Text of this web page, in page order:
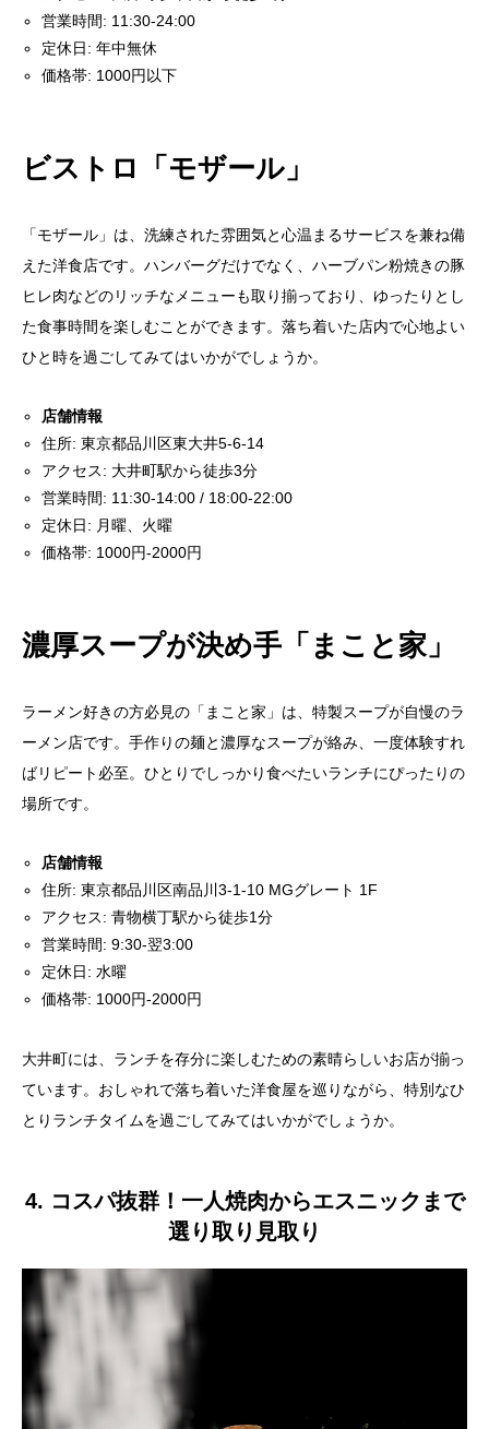
営業時間: 11:30-24:00
定休日: 年中無休
価格帯: 1000円以下
ビストロ「モザール」
「モザール」は、洗練された雰囲気と心温まるサービスを兼ね備
えた洋食店です。ハンバーグだけでなく、ハーブパン粉焼きの豚
ヒレ肉などのリッチなメニューも取り揃っており、ゆったりとし
た食事時間を楽しむことができます。落ち着いた店内で心地よい
ひと時を過ごしてみてはいかがでしょうか。
店舗情報
住所: 東京都品川区東大井5-6-14
アクセス: 大井町駅から徒歩3分
営業時間: 11:30-14:00 / 18:00-22:00
定休日: 月曜、火曜
価格帯: 1000円-2000円
濃厚スープが決め手「まこと家」
ラーメン好きの方必見の「まこと家」は、特製スープが自慢のラ
ーメン店です。手作りの麺と濃厚なスープが絡み、一度体験すれ
ばリピート必至。ひとりでしっかり食べたいランチにぴったりの
場所です。
店舗情報
住所: 東京都品川区南品川3-1-10 MGグレート 1F
アクセス: 青物横丁駅から徒歩1分
営業時間: 9:30-翌3:00
定休日: 水曜
価格帯: 1000円-2000円
大井町には、ランチを存分に楽しむための素晴らしいお店が揃っ
ています。おしゃれで落ち着いた洋食屋を巡りながら、特別なひ
とりランチタイムを過ごしてみてはいかがでしょうか。
4. コスパ抜群！一人焼肉からエスニックまで
選り取り見取り